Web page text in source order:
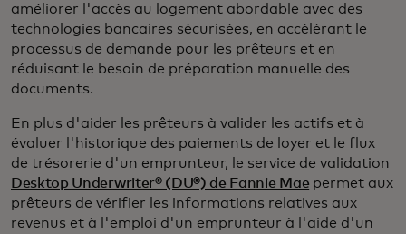
améliorer l'accès au logement abordable avec des
technologies bancaires sécurisées, en accélérant le
processus de demande pour les prêteurs et en
réduisant le besoin de préparation manuelle des
documents.
En plus d'aider les prêteurs à valider les actifs et à
évaluer l'historique des paiements de loyer et le flux
de trésorerie d'un emprunteur, le service de validation
Desktop Underwriter® (DU®) de Fannie Mae permet aux
prêteurs de vérifier les informations relatives aux
revenus et à l'emploi d'un emprunteur à l'aide d'un